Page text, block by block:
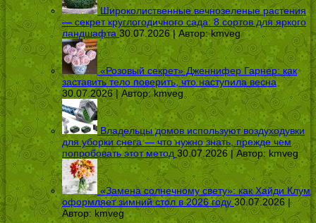
Широколиственные вечнозеленые растения
— секрет круглогодичного сада: 8 сортов для яркого
ландшафта 30.07.2026 | Автор:kmveg
«Розовый секрет» Дженнифер Гарнер: как
заставить тело поверить, что наступила весна
30.07.2026 | Автор:kmveg
Владельцы домов используют воздуходувки
для уборки снега — что нужно знать, прежде чем
попробовать этот метод 30.07.2026 | Автор: kmveg
«Замена солнечному свету»: как Хайди Клум
оформляет зимний стол в 2026 году 30.07.2026 |
Автор: kmveg